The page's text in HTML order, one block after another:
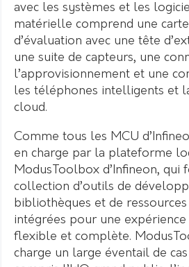
avec les systèmes et les
matérielle comprend une
d’évaluation avec une tête
une suite de capteurs, une
l’approvisionnement et une
les téléphones intelligents et
cloud.
Comme tous les MCU
en charge par la plateforme
ModusToolbox d’Infineon, qui
collection d’outils de
bibliothèques et de ressources
intégrées pour une
flexible et complète.
charge un large éventail de